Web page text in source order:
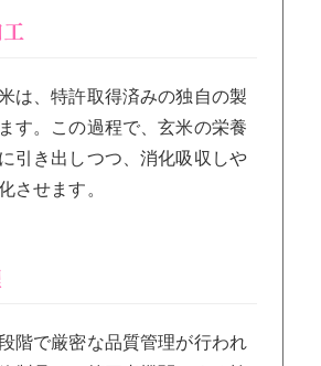
は、特許取得済みの独自の製
す。この過程で、玄米の栄養
引き出しつつ、消化吸収しや
させます。
階で厳密な品質管理が行われ